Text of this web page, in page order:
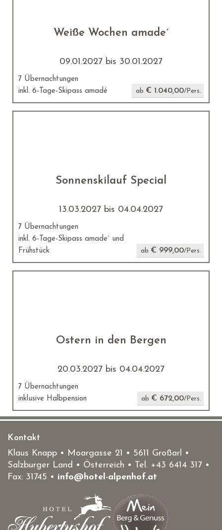
Weiße Wochen amade´
09.01.2027 bis 30.01.2027
7 Übernachtungen
inkl. 6-Tage-Skipass amadé
ab € 1.040,00/Pers.
Sonnenskilauf Special
13.03.2027 bis 04.04.2027
7 Übernachtungen
inkl. 6-Tage-Skipass amade´ und
Frühstück
ab € 999,00/Pers.
Ostern in den Bergen
20.03.2027 bis 04.04.2027
7 Übernachtungen
inklusive Halbpension
ab € 672,00/Pers.
Kontakt
Klaus Knapp • Moargasse 21 • 5611 Großarl •
Salzburger Land • Österreich • Tel. +43 6414 317 •
Fax: 31745 • info@hotel-alpenhof.at